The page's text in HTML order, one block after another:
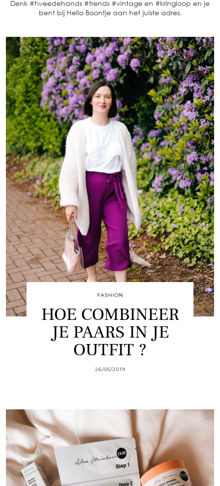
Denk #tweedehands #trends #vintage en #kringloop en je
bent bij Hello Boontje aan het juiste adres.
FASHION
HOE COMBINEER
JE PAARS IN JE
OUTFIT ?
26/05/2019